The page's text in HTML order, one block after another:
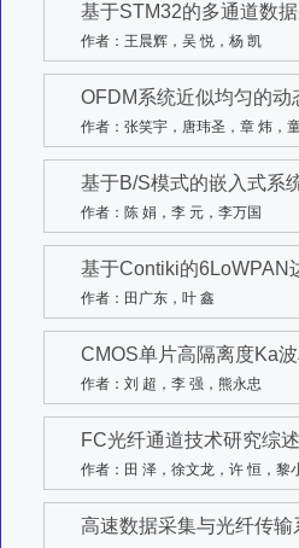
基于STM32的多通道数
作者：王晨辉，吴 悦，杨 凯
OFDM系统近似均匀的
作者：张笑宇，唐玮圣，章 炜，
基于B/S模式的嵌入式系
作者：陈 娟，李 元，李万国
基于Contiki的6LoWPAN
作者：田广东，叶 鑫
CMOS单片高隔离度Ka
作者：刘 超，李 强，熊永忠
FC光纤通道技术研究综述
作者：田 泽，徐文龙，许 恒，黎
高速数据采集与光纤传